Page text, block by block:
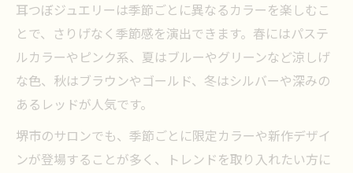
耳つぼジュエリーは季節ごとに異なるカラーを楽しむこ
とで、さりげなく季節感を演出できます。春にはパステ
ルカラーやピンク系、夏はブルーやグリーンなど涼しげ
な色、秋はブラウンやゴールド、冬はシルバーや深みの
あるレッドが人気です。
堺市のサロンでも、季節ごとに限定カラーや新作デザイ
ンが登場することが多く、トレンドを取り入れたい方に